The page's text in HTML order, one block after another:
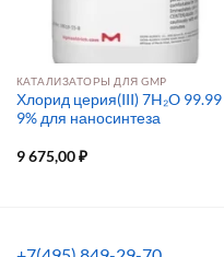
КАТАЛИЗАТОРЫ ДЛЯ GMP
Хлорид церия(III) 7H₂O 99.99
9% для наносинтеза
9 675,00₽